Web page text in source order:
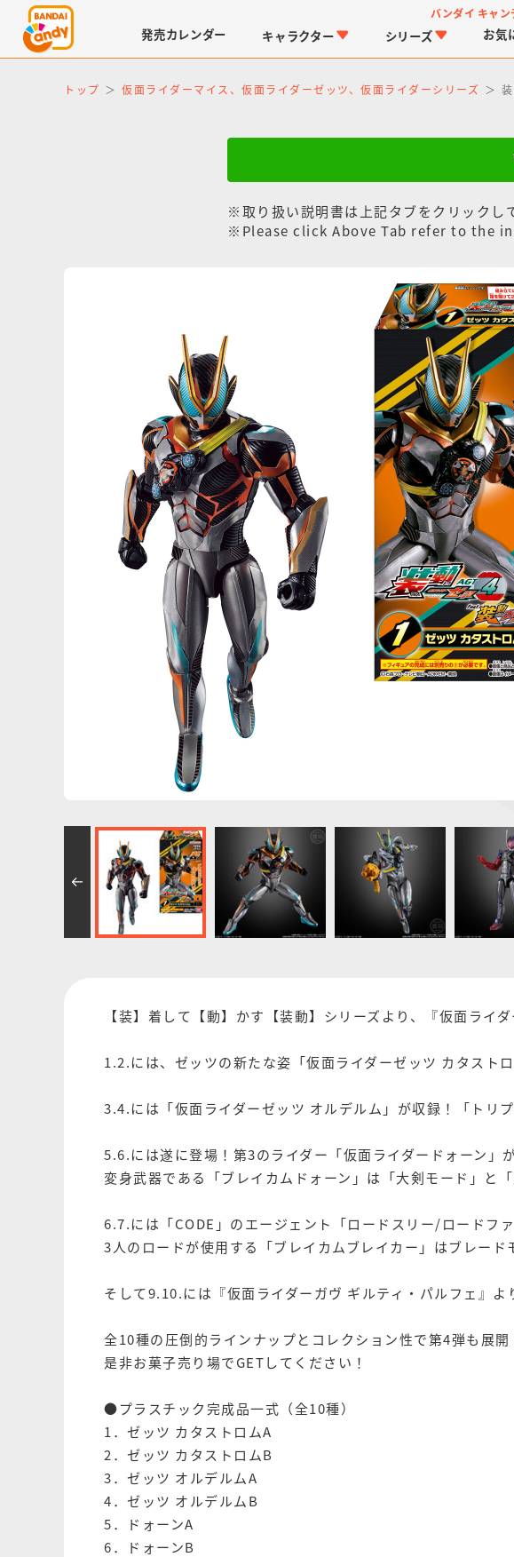
バンダイ キャ
発売カレンダー キャラクター シリーズ お気
トップ 仮面ライダーマイス、仮面ライダーゼッツ、仮面ライダーシリーズ
※取り扱い説明書は上記タブをクリックし
※Please click Above Tab refer to the
【装】着して【動】かす【装動】シリーズより、『仮面ライ
1.2.には、ゼッツの新たな姿「仮面ライダーゼッツ カタスト
3.4.には「仮面ライダーゼッツ オルデルム」が収録！「トリ
5.6.には遂に登場！第3のライダー「仮面ライダードォーン」
変身武器である「ブレイカムドォーン」は「大剣モード」と
6.7.には「CODE」のエージェント「ロードスリー/ロードフ
3人のロードが使用する「ブレイカムブレイカー」はブレー
そして9.10.には『仮面ライダーガヴ ギルティ・パルフェ』
全10種の圧倒的ラインナップとコレクション性で第4弾も展開
是非お菓子売り場でGETしてください！
●プラスチック完成品一式（全10種）
1．ゼッツ カタストロムA
2．ゼッツ カタストロムB
3．ゼッツ オルデルムA
4．ゼッツ オルデルムB
5．ドォーンA
6．ドォーンB